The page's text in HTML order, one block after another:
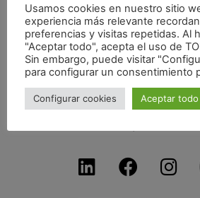
HABITAR LAS ÁREAS RURALES.
INTERNACIONAL MINDS –
C/ Don Jaime I, 34
50001 Zaragoza
Usamos cookies en nuestro sitio
experiencia más relevante
preferencias y visitas repetidas. Al
"Aceptar todo", acepta el uso de
Sin embargo, puede visitar
para configurar un consentimiento
Configurar cookies Aceptar todo